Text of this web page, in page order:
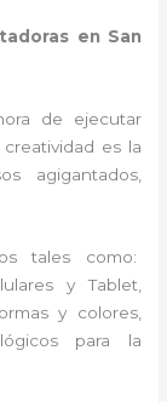
en San
de ejecutar
es la
agigantados,
tales como:
y Tablet,
y colores,
para la